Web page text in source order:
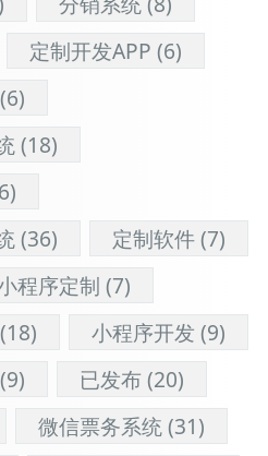
定制开发APP (6)
(6)
(18)
(36) 定制软件(7)
程序定制 (7)
(18) 小程序开发 (9)
(9) 已发布(20)
微信票务系统(31)